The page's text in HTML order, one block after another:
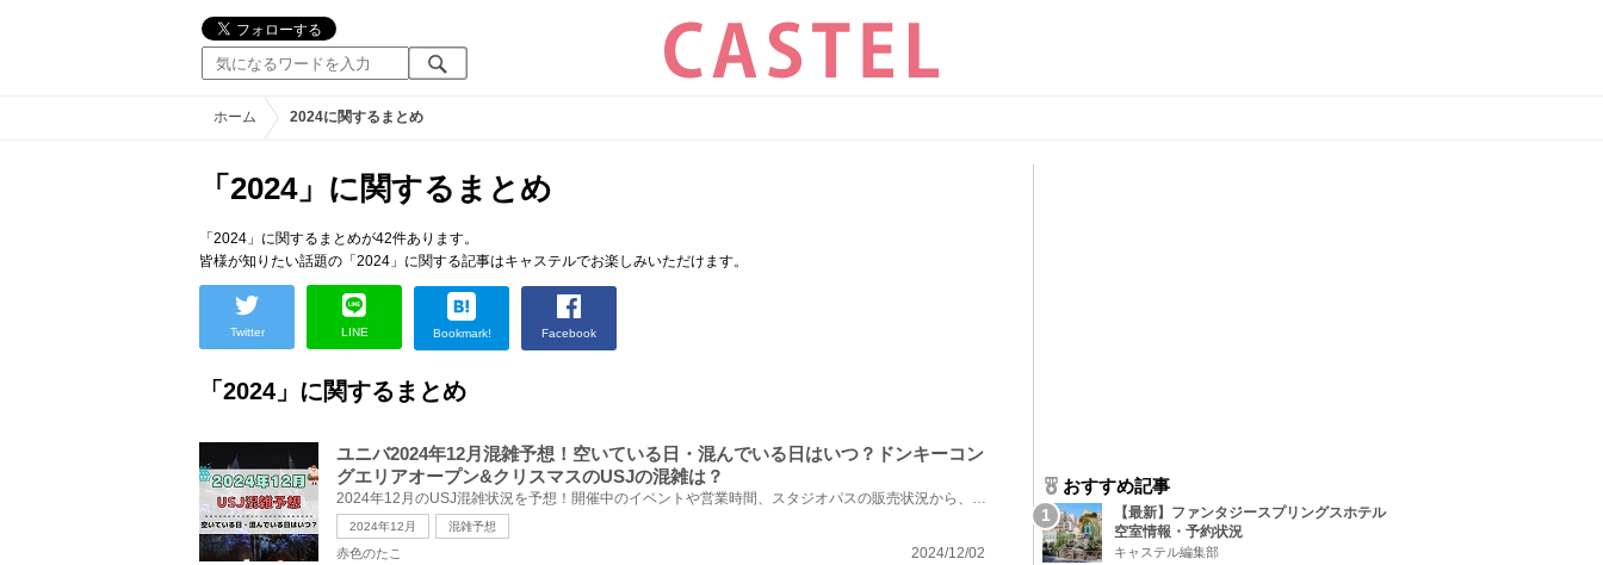
ホーム 2024に関するまとめ
「2024」に関するまとめ
「2024」に関するまとめが42件あります。
皆様が知りたい話題の「2024」に関する記事はキャステルでお楽しみいただけます。
Twitter LINE Bookmark! Facebook
「2024」に関するまとめ
ユニバ2024年12月混雑予想！空いている日・混んでいる日はいつ？ドンキーコン
グエリアオープン&クリスマスのUSJの混雑は？
2024年12月のUSJ混雑状況を予想！開催中のイベントや営業時間、スタジオパスの販売状況から、混雑してい...
2024年12月 混雑予想
2024/12/02
赤色のたこ
おすすめ記事
【最新】ファンタジースプリングスホテル
空室情報・予約状況
キャステル編集部